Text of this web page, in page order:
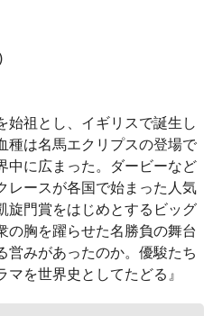
始祖とし、イギリスで誕生し
種は名馬エクリプスの登場で
中に広まった。ダービーなど
レースが各国で始まった人気
旋門賞をはじめとするビッグ
の胸を躍らせた名勝負の舞台
営みがあったのか。優駿たち
を世界史としてたどる』